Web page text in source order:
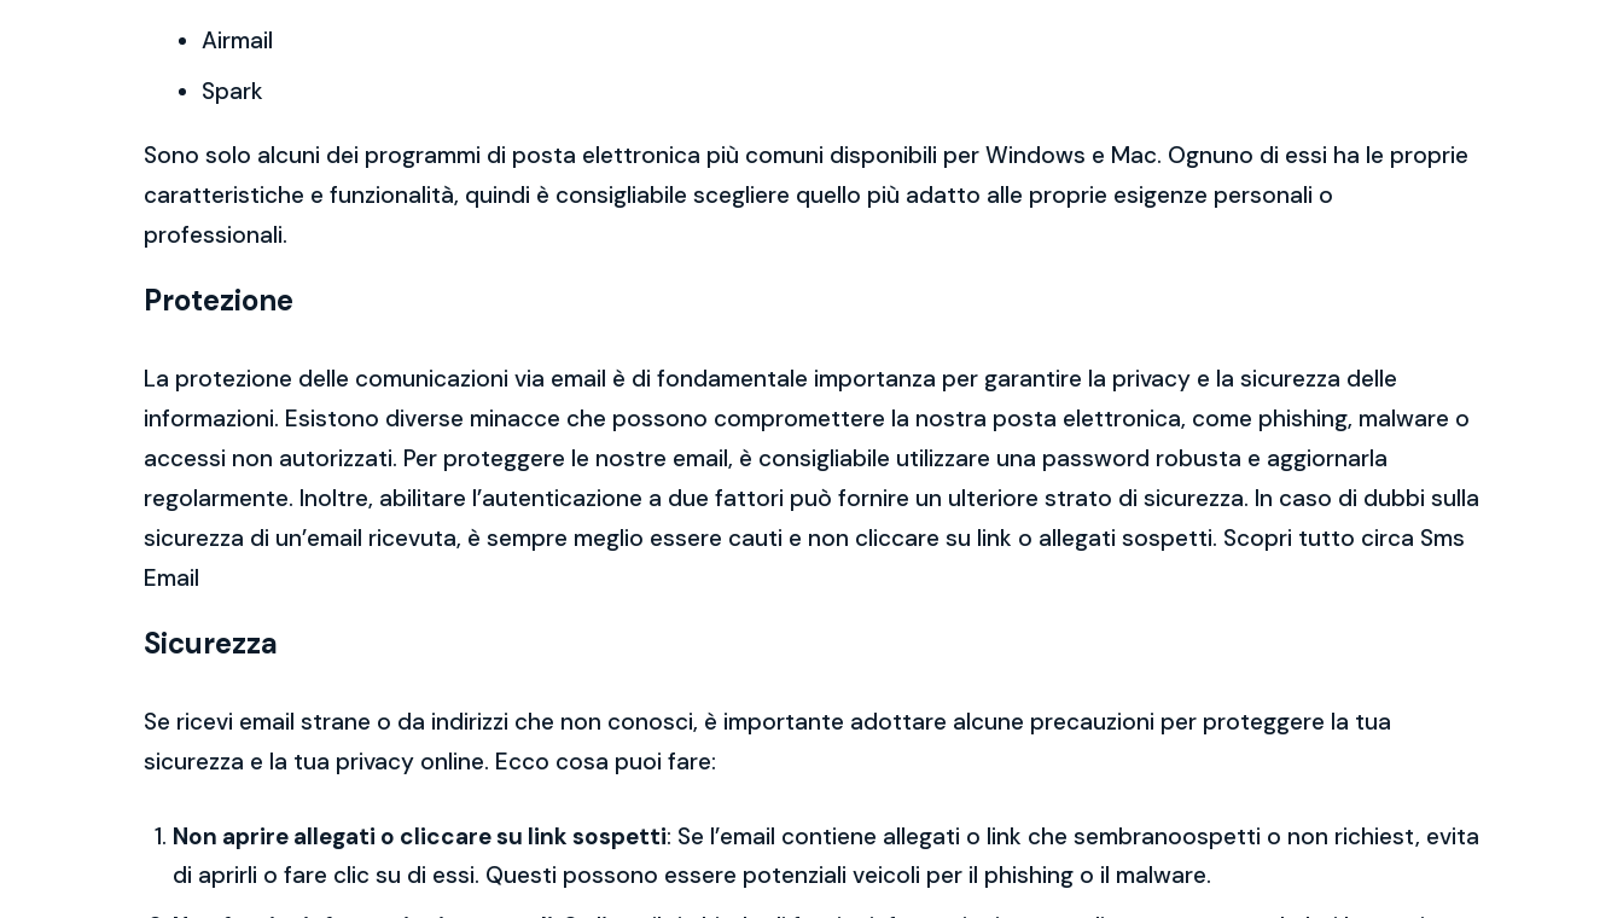
Airmail
Spark
Sono solo alcuni dei programmi di posta elettronica più comuni disponibili per Windows e Mac. Ognuno di essi ha le proprie
caratteristiche e funzionalità, quindi è consigliabile scegliere quello più adatto alle proprie esigenze personali o
professionali.
Protezione
La protezione delle comunicazioni via email è di fondamentale importanza per garantire la privacy e la sicurezza delle
informazioni. Esistono diverse minacce che possono compromettere la nostra posta elettronica, come phishing, malware o
accessi non autorizzati. Per proteggere le nostre email, è consigliabile utilizzare una password robusta e aggiornarla
regolarmente. Inoltre, abilitare l’autenticazione a due fattori può fornire un ulteriore strato di sicurezza. In caso di dubbi sulla
sicurezza di un’email ricevuta, è sempre meglio essere cauti e non cliccare su link o allegati sospetti. Scopri tutto circa Sms
Email
Sicurezza
Se ricevi email strane o da indirizzi che non conosci, è importante adottare alcune precauzioni per proteggere la tua
sicurezza e la tua privacy online. Ecco cosa puoi fare:
Non aprire allegati o cliccare su link sospetti: Se l’email contiene allegati o link che sembranoospetti o non richiest, evita
di aprirli o fare clic su di essi. Questi possono essere potenziali veicoli per il phishing o il malware.